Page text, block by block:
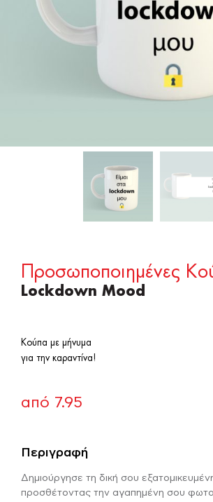
Προσωποποιημένες
Lockdown Mood
Κούπα με μήνυμα
για την καραντίνα!
από 7.95
Περιγραφή
Δημιούργησε τη δική σου
προσθέτοντας την αγαπημένη σου